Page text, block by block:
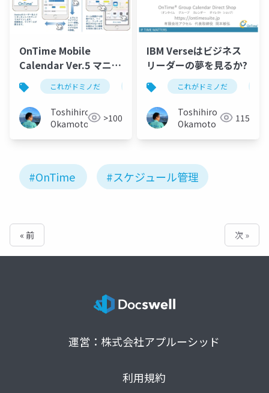
OnTime Mobile
Calendar Ver.5 マニュ
アル
これがドミノだ ontime hcl domino
Toshihiro
Okamoto
>100
IBM Verseはビジネス
リーダーの夢を見るか?
これがドミノだ
Toshihiro
Okamoto
115
#OnTime #スケジュール管理
« 前 次 »
運営：株式会社アプルーシッド
利用規約